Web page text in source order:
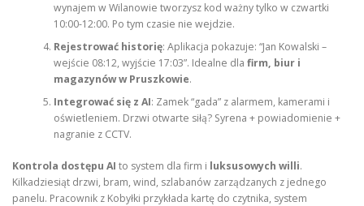
wynajem w Wilanowie tworzysz kod ważny tylko w czwartki
10:00-12:00. Po tym czasie nie wejdzie.
Rejestrować historię: Aplikacja pokazuje: “Jan Kowalski –
wejście 08:12, wyjście 17:03”. Idealne dla firm, biur i
magazynów w Pruszkowie.
Integrować się z AI: Zamek “gada” z alarmem, kamerami i
oświetleniem. Drzwi otwarte siłą? Syrena + powiadomienie +
nagranie z CCTV.
Kontrola dostępu AI to system dla firm i luksusowych willi.
Kilkadziesiąt drzwi, bram, wind, szlabanów zarządzanych z jednego
panelu. Pracownik z Kobyłki przykłada kartę do czytnika, system